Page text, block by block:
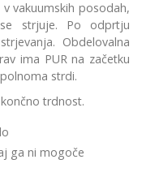
vakuumskih posodah,
strjuje. Po odprtju
Obdelovalna
ima PUR na začetku
strdi.
trdnost.
ga ni mogoče